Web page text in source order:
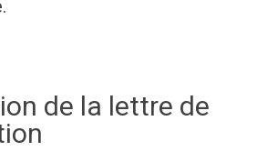
de la lettre de